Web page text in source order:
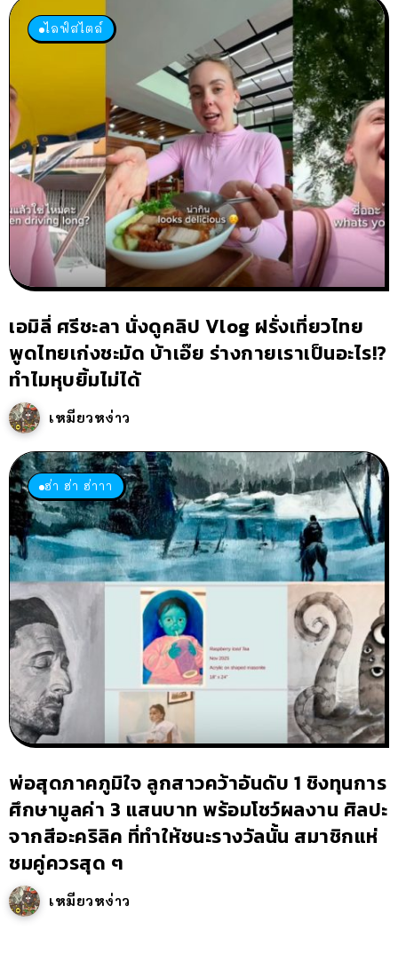
ไลฟ์สไตล์
เอมิลี่ ศรีชะลา นั่งดูคลิป Vlog ฝรั่งเที่ยวไทย
พูดไทยเก่งชะมัด บ้าเอ๊ย ร่างกายเราเป็นอะไร!?
ทำไมหุบยิ้มไม่ได้
เหมียวหง่าว
ฮ่า ฮ่า ฮ่าาา
พ่อสุดภาคภูมิใจ ลูกสาวคว้าอันดับ 1 ชิงทุนการ
ศึกษามูลค่า 3 แสนบาท พร้อมโชว์ผลงาน ศิลปะ
จากสีอะคริลิค ที่ทำให้ชนะรางวัลนั้น สมาชิกแห่
ชมคู่ควรสุด ๆ
เหมียวหง่าว